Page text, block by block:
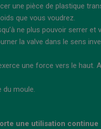
une pièce de plastique
que vous voudrez.
ne plus pouvoir serrer et
la valve dans le sens
une force vers le haut.
du moule.
une utilisation